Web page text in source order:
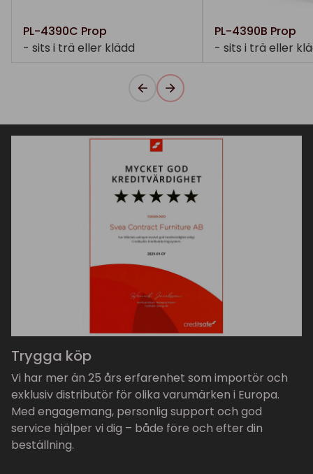
PL-4390C Prop
- sits i trä eller klädd
PL-4390B Prop
- sits i trä eller
Trygga köp
Vi har mer än 25 års erfarenhet som importör och
exklusiv distributör för olika varumärken i Europa.
Med engagemang, personlig support och god
service hjälper vi dig – både före och efter din
beställning.